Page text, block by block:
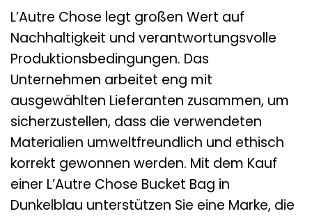
L’Autre Chose legt großen Wert auf
Nachhaltigkeit und verantwortungsvolle
Produktionsbedingungen. Das
Unternehmen arbeitet eng mit
ausgewählten Lieferanten zusammen, um
sicherzustellen, dass die verwendeten
Materialien umweltfreundlich und ethisch
korrekt gewonnen werden. Mit dem Kauf
einer L’Autre Chose Bucket Bag in
Dunkelblau unterstützen Sie eine Marke, die